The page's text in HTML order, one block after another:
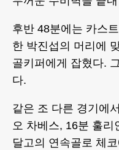
후반 48분에는 카스
한 박진섭의 머리에
골키퍼에게 잡혔다.
다.
같은 조 다른 경기에
오 차베스, 16분 훌리
달고의 연속골로 체